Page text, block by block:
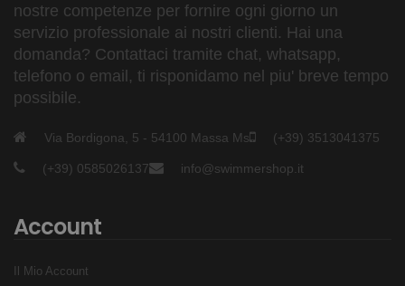
nostre competenze per fornire ogni giorno un
servizio professionale ai nostri clienti. Hai una
domanda? Contattaci tramite chat, whatsapp,
telefono o email, ti risponidamo nel piu' breve tempo
possibile.
Via Bordigona, 5 - 54100 Massa Ms (+39) 3513041375
(+39) 0585026137 info@swimmershop.it
Account
Il Mio Account